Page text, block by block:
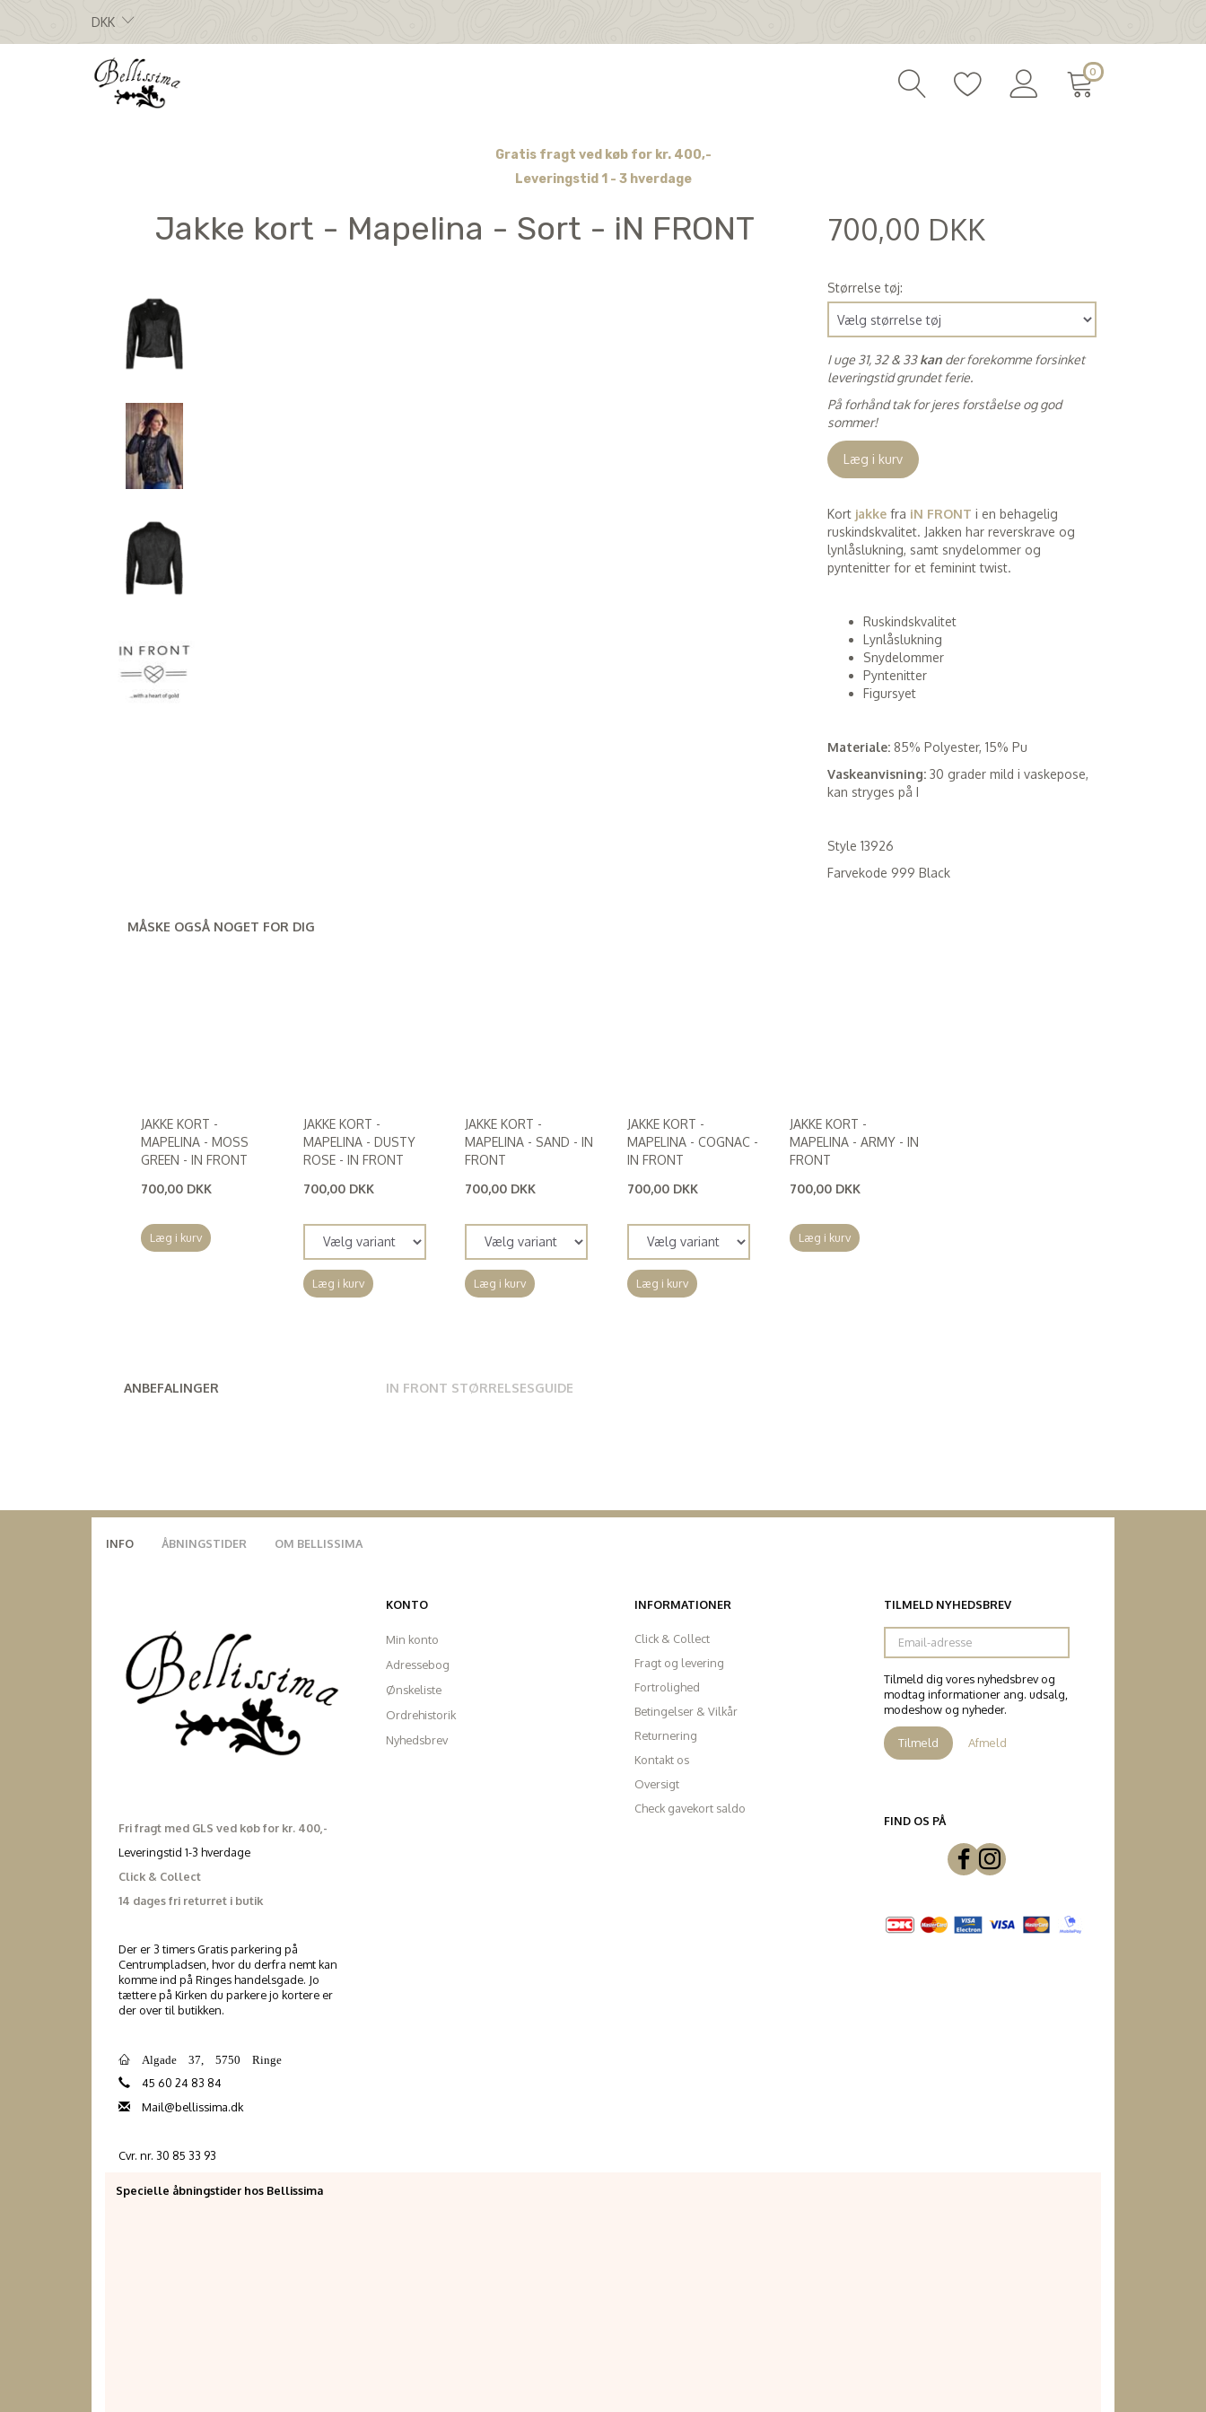
DKK
0
Gratis fragt ved køb for kr. 400,-
Leveringstid 1 - 3 hverdage
Jakke kort - Mapelina - Sort - iN FRONT 700,00 DKK
Størrelse tøj:
I uge 31, 32 & 33kan der forekomme forsinket
leveringstid grundet ferie.
På forhånd tak for jeres forståelse og god
sommer!
Læg i kurv
Kort jakke fra iN FRONT i en behagelig
ruskindskvalitet. Jakken har reverskrave og
lynlåslukning, samt snydelommer og
pyntenitter for et feminint twist.
Ruskindskvalitet
Lynlåslukning
Snydelommer
Pyntenitter
Figursyet
Materiale: 85% Polyester, 15% Pu
Vaskeanvisning:30 grader mild i vaskepose,
kan stryges på I
Style 13926
Farvekode 999 Black
MÅSKE OGSÅ NOGET FOR DIG
JAKKE KORT -
MAPELINA - MOSS
GREEN - IN FRONT
700,00 DKK
Læg i kurv
JAKKE KORT -
MAPELINA - DUSTY
ROSE - IN FRONT
700,00 DKK
Læg i kurv
JAKKE KORT -
MAPELINA - SAND - IN
FRONT
700,00 DKK
Læg i kurv
JAKKE KORT -
MAPELINA - COGNAC -
IN FRONT
700,00 DKK
Læg i kurv
JAKKE KORT -
MAPELINA - ARMY - IN
FRONT
700,00 DKK
Læg i kurv
ANBEFALINGER IN FRONT STØRRELSESGUIDE
INFO ÅBNINGSTIDER OM BELLISSIMA
Fri fragt med GLS ved køb for kr. 400,-
Leveringstid 1-3 hverdage
Click & Collect
14 dages fri returret i butik
Der er 3 timers Gratis parkering på
Centrumpladsen, hvor du derfra nemt kan
komme ind på Ringes handelsgade. Jo
tættere på Kirken du parkere jo kortere er
der over til butikken.
Algade 37, 5750 Ringe
45 60 24 83 84
Mail@bellissima.dk
Cvr. nr. 30 85 33 93
KONTO
Min konto
Adressebog
Ønskeliste
Ordrehistorik
Nyhedsbrev
INFORMATIONER
Click & Collect
Fragt og levering
Fortrolighed
Betingelser & Vilkår
Returnering
Kontakt os
Oversigt
Check gavekort saldo
TILMELD NYHEDSBREV
Email-
adresse
Tilmeld dig vores nyhedsbrev og
modtag informationer ang. udsalg,
modeshow og nyheder.
Tilmeld Afmeld
FIND OS PÅ
Specielle åbningstider hos Bellissima